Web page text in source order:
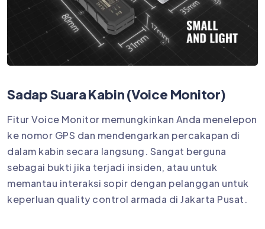
Sadap Suara Kabin (Voice Monitor)
Fitur Voice Monitor memungkinkan Anda menelepon
ke nomor GPS dan mendengarkan percakapan di
dalam kabin secara langsung. Sangat berguna
sebagai bukti jika terjadi insiden, atau untuk
memantau interaksi sopir dengan pelanggan untuk
keperluan quality control armada di Jakarta Pusat.